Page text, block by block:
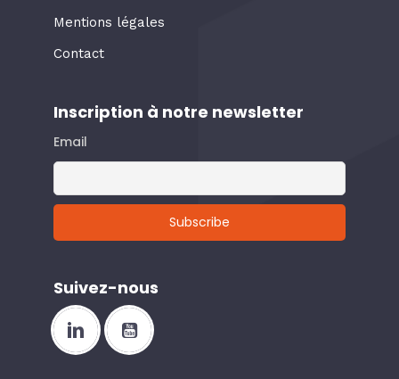
Mentions légales
Contact
Inscription à notre newsletter
Email
Suivez-nous